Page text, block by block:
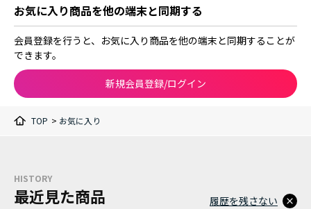
お気に入り商品を他の端末と同期する
会員登録を行うと、お気に入り商品を他の端末と同期することが
できます。
新規会員登録/ログイン
TOP > お気に入り
HISTORY
最近見た商品 履歴を残さない